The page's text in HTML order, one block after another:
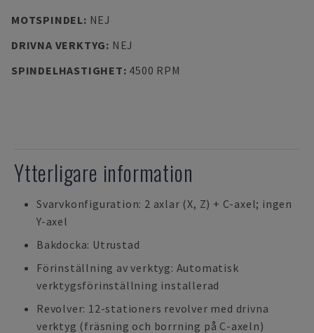
MOTSPINDEL: NEJ
DRIVNA VERKTYG: NEJ
SPINDELHASTIGHET: 4500 RPM
Ytterligare information
Svarvkonfiguration: 2 axlar (X, Z) + C-axel; ingen
Y-axel
Bakdocka: Utrustad
Förinställning av verktyg: Automatisk
verktygsförinställning installerad
Revolver: 12-stationers revolver med drivna
verktyg (fräsning och borrning på C-axeln)